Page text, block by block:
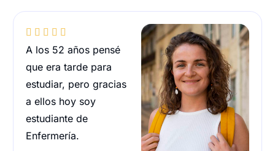
    
A los 52 años pensé
que era tarde para
estudiar, pero gracias
a ellos hoy soy
estudiante de
Enfermería.